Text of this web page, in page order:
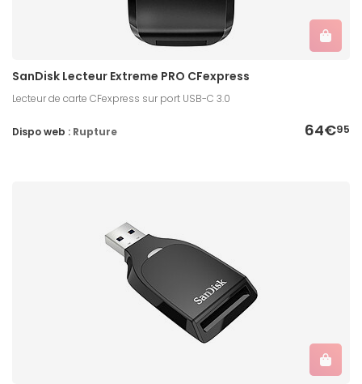
SanDisk Lecteur Extreme PRO CFexpress
Lecteur de carte CFexpress sur port USB-C 3.0
64€95
Dispo web : Rupture